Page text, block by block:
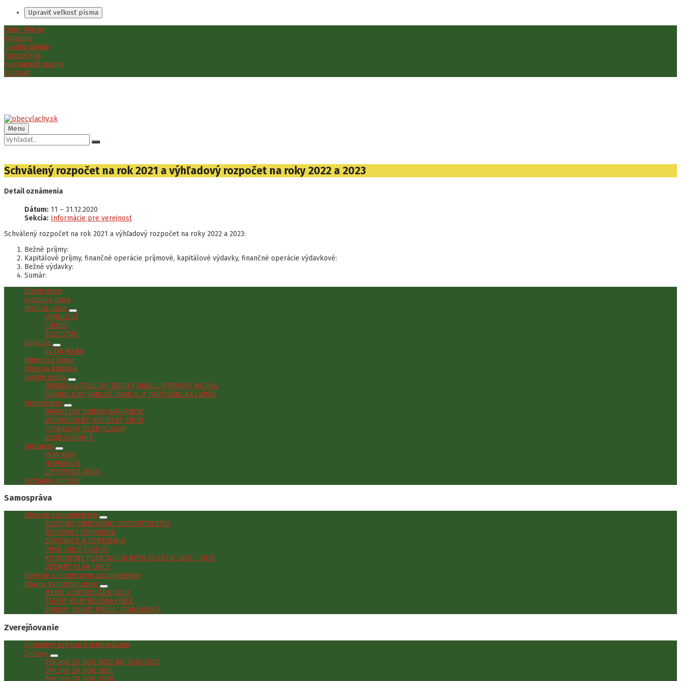
Upraviť veľkosť písma
Preskočiť
na
obsah
Preskočiť
na
ľavý
panel
Preskočiť
na
pätičku
Obec Vlachy
Aktuality
Úradná tabuľa
Fotogaléria
Vlachanské noviny
Kontakt
Menu
Vyhľadávanie:
Schválený rozpočet na rok 2021 a výhľadový rozpočet na roky 2022 a 2023
Detail oznámenia
Dátum: 11 – 31.12.2020
Sekcia: Informácie pre verejnosť
Schválený rozpočet na rok 2021 a výhľadový rozpočet na roky 2022 a 2023:
Bežné príjmy:
Kapitálové príjmy, finančné operácie príjmové, kapitálové výdavky, finančné operácie výdavkové:
Bežné výdavky:
Sumár:
Štatút obce
Symboly obce
História obce
MINULOSŤ
CIRKEV
ŠKOLSTVO
Sokolče
SVÄTÁ MARA
Materská škola
Obecná knižnica
Farské úrady
RÍMSKO-KATOLÍCKY FARSKÝ ÚRAD LIPTOVSKÝ MICHAL
EVANJELICKÝ FARSKÝ ÚRAD A. V. PARTIZÁNSKA ĽUPČA
Organizácie
DIVADELNÝ SÚBOR HAVRÁNOK
DOBROVOĽNÝ HASIČSKÝ ZBOR
FUTBALOVÝ KLUB VLACHY
KLUB AEROBIK
Turizmus
PAMIATKY
HAVRÁNOK
LIPTOVSKÁ MARA
Virtuálny cintorín
Samospráva
Obecné zastupiteľstvo
ZLOŽENIE OBECNÉHO ZASTUPITEĽSTVA
ROKOVACÍ PORIADOK
ZÁPISNICE A UZNESENIA
PHSR OBCE VLACHY
KOMUNITNÝ PLÁN SOCIÁLNYCH SLUŽIEB 2020 – 2025
ÚZEMNÝ PLÁN OBCE
Komisie pri obecnom zastupiteľstve
Hlavný kontrolór obce
MENO KONTROLÓRA OBCE
ŠTATÚT KONTROLÓRA OBCE
SPRÁVY, PLÁNY PRÁCE, STANOVISKÁ
Zverejňovanie
Slobodný prístup k informáciám
Zmluvy
ZMLUVY ZA ROK 2022 DO 31.03.2022
ZMLUVY ZA ROK 2021